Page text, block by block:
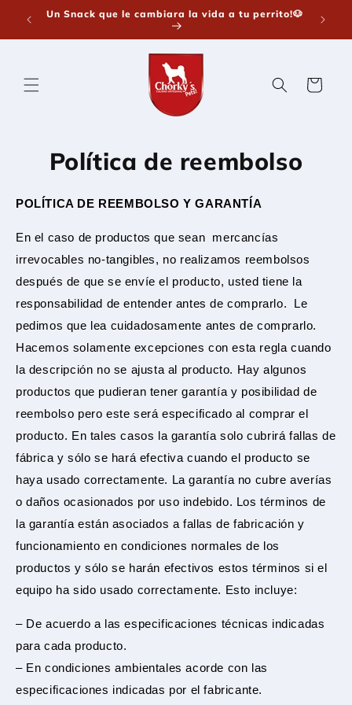
directamente
Un Snack que le cambiara la vida a tu perrito!🐶
Carrito
Política de reembolso
POLÍTICA DE REEMBOLSO Y GARANTÍA
En el caso de productos que sean mercancías
irrevocables no-tangibles, no realizamos reembolsos
después de que se envíe el producto, usted tiene la
responsabilidad de entender antes de comprarlo. Le
pedimos que lea cuidadosamente antes de comprarlo.
Hacemos solamente excepciones con esta regla cuando
la descripción no se ajusta al producto. Hay algunos
productos que pudieran tener garantía y posibilidad de
reembolso pero este será especificado al comprar el
producto. En tales casos la garantía solo cubrirá fallas de
fábrica y sólo se hará efectiva cuando el producto se
haya usado correctamente. La garantía no cubre averías
o daños ocasionados por uso indebido. Los términos de
la garantía están asociados a fallas de fabricación y
funcionamiento en condiciones normales de los
productos y sólo se harán efectivos estos términos si el
equipo ha sido usado correctamente. Esto incluye:
– De acuerdo a las especificaciones técnicas indicadas
para cada producto.
– En condiciones ambientales acorde con las
especificaciones indicadas por el fabricante.